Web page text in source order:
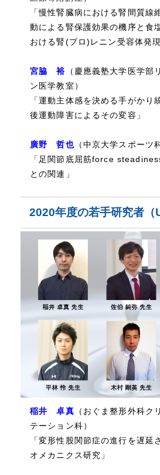
「慢性腎臓病における腎間質線
動による腎保護効果の機序と食
おける腎(プロ)レニン受容体発現
宮脇 裕 （慶應義塾大学医学部
ン医学教室）
「運動主体感を決める手がかり
後運動障害によるその変容」
廣野 哲也（中京大学スポーツ
「足関節底屈筋force
との関連」
2020年度の若手研究者（
稲井 卓真 （おぐま整形外科ク
テーション科）
「変形性股関節症の進行を遅延
オメカニクス研究」